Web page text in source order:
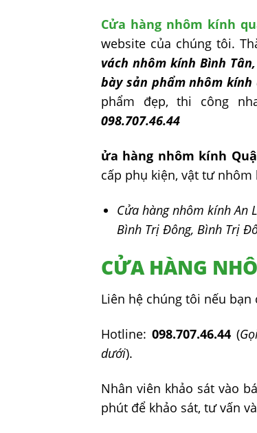
Cửa hàng nhôm kính
website của chúng tôi.
vách nhôm kính Bình
bày sản phẩm nhôm kính
phẩm đẹp, thi công
098.707.46.44
ửa hàng nhôm kính
cấp phụ kiện, vật tư
Cửa hàng nhôm kính An
Bình Trị Đông, Bình Trị
CỬA HÀNG
Liên hệ chúng tôi nếu bạn
Hotline: 098.707.46.44(
dưới).
Nhân viên khảo sát vào
phút để khảo sát, tư vấn